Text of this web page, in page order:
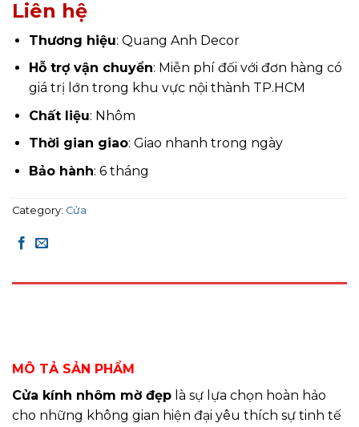
Liên hệ
Thương hiệu: Quang Anh Decor
Hỗ trợ vận chuyển: Miễn phí đối với đơn hàng có
giá trị lớn trong khu vực nội thành TP.HCM
Chất liệu: Nhôm
Thời gian giao: Giao nhanh trong ngày
Bảo hành: 6 tháng
Category: Cửa
MÔ TẢ SẢN PHẨM
Cửa kính nhôm mờ đẹp là sự lựa chọn hoàn hảo
cho những không gian hiện đại yêu thích sự tinh tế